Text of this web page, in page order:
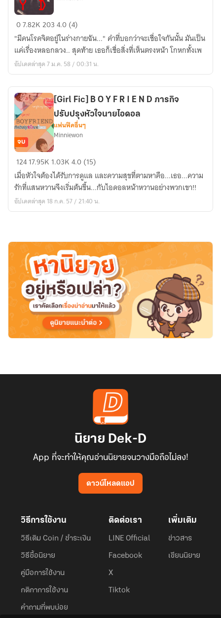
[Fic
VIXX]
JEKYll
&
HYDE
Lose
control
#Lebin
07.82K2034.0 (4)
"มีคนโรคจิตอยํูในร่างกายฉัน..." คำที่บอกว่าจะเชื่อใจกันนั้น มันเป็น
แค่เรื่องหลอกลวง.. สุดท้าย เธอก็เชื่อสิ่งที่เห็นตรงหน้า โกหกทั้งเพ
อัปเดตล่าสุด 7 ม.ค. 58 / 00:31 น.
[Girl
Fic]
B
O
Y
I
ภารกิจ
ปรับปรุง
หัวใจ
นาย
ไอ
จบ
[Girl Fic] B O Y F R I E N D ภารกิจ
ปรับปรุงหัวใจนายไอดอล
แฟนฟิคอื่นๆ
Minniewon
12417.95K 1.03K4.0 (15)
เมื่อหัวใจต้องได้รับการดูแล และความสุขที่ตามหาคือ...เธอ...ความ
รักที่แสนหวานจึงเริ่มต้นขึ้น...กับไอดอลหน้าหวานอย่างพวกเขา!!
อัปเดตล่าสุด 18 ก.ค. 57 / 21:40 น.
นิยาย Dek-D
App ที่จะทำให้คุณอ่านนิยายจนวางมือถือไม่ลง!
ดาวน์โหลดแอป
วิธีการใช้งาน
วิธีเติม Coin / ชำระเงิน
วิธีซื้อนิยาย
คู่มือการใช้งาน
กติกาการใช้งาน
คำถามที่พบบ่อย
ติดต่อเรา
LINE Official
Facebook
X
Tiktok
เพิ่มเติม
ข่าวสาร
เขียนนิยาย